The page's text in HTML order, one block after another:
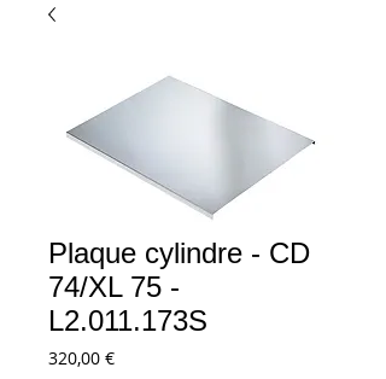
Plaque cylindre - CD
74/XL 75 -
L2.011.173S
320,00 €Prix